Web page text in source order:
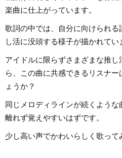
楽曲に仕上がっています。
歌詞の中では、自分に向けられ
し活に没頭する様子が描かれてい
アイドルに限らずさまざまな推
ら、この曲に共感できるリスナ
ょうか？
同じメロディラインが続くよう
離れず覚えやすいはずです。
少し高い声でかわいらしく歌って